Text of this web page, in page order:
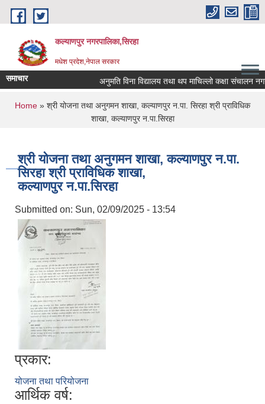
Skip to main content
कल्याणपुर नगरपालिका,सिरहा
मधेश प्रदेश,नेपाल सरकार
समाचार अनुमति विना विद्यालय तथा थप माचिल्लो कक्षा संचालन नगर्न
You are here
Home » श्री योजना तथा अनुगमन शाखा, कल्याणपुर न.पा. सिरहा श्री प्राविधिक
शाखा, कल्याणपुर न.पा.सिरहा
श्री योजना तथा अनुगमन शाखा, कल्याणपुर न.पा.
सिरहा श्री प्राविधिक शाखा,
कल्याणपुर न.पा.सिरहा
Submitted on: Sun, 02/09/2025 - 13:54
प्रकार:
योजना तथा परियोजना
आर्थिक वर्ष: